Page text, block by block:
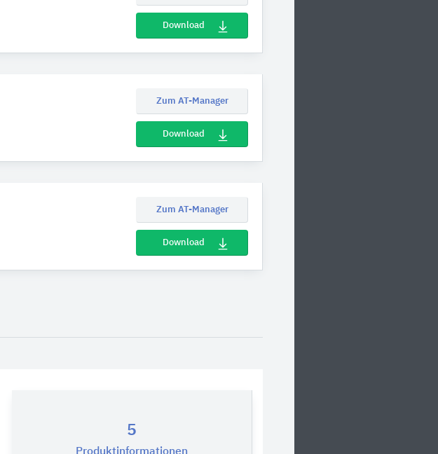
Download
Zum AT-Manager
Download
Zum AT-Manager
Download
5